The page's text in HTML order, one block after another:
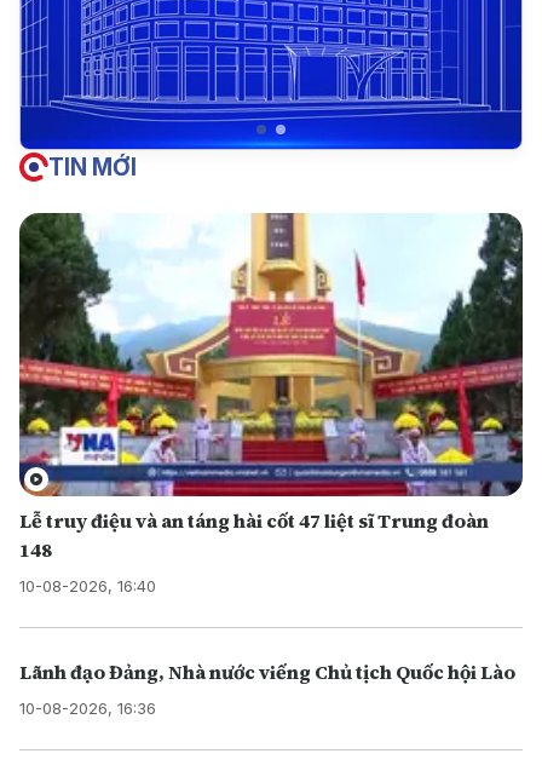
TIN MỚI
Lễ truy điệu và an táng hài cốt 47 liệt sĩ Trung đoàn
148
10-08-2026, 16:40
Lãnh đạo Đảng, Nhà nước viếng Chủ tịch Quốc hội Lào
10-08-2026, 16:36